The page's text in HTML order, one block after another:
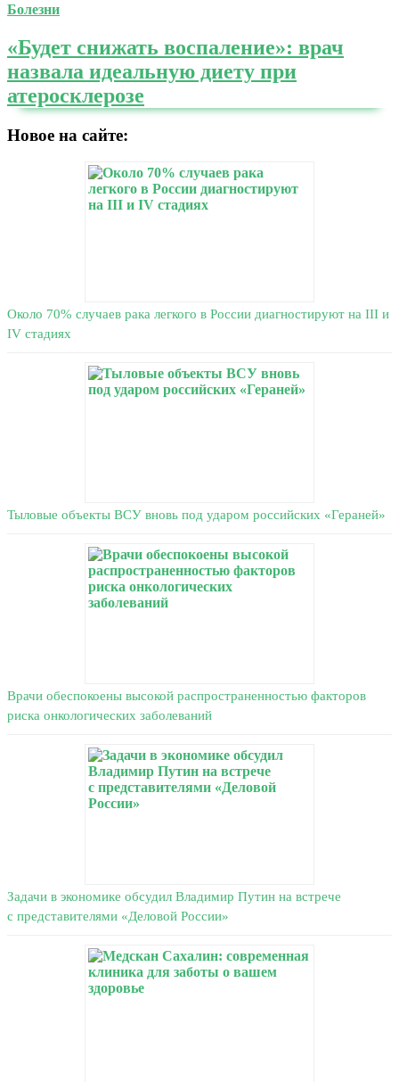
Болезни
«Будет снижать воспаление»: врач
назвала идеальную диету при
атеросклерозе
Новое на сайте:
Около 70% случаев рака легкого в России диагностируют на III и
IV стадиях
Тыловые объекты ВСУ вновь под ударом российских «Гераней»
Врачи обеспокоены высокой распространенностью факторов
риска онкологических заболеваний
Задачи в экономике обсудил Владимир Путин на встрече
с представителями «Деловой России»